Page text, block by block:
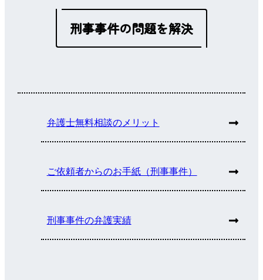
刑事事件の問題を解決
弁護士無料相談のメリット
ご依頼者からのお手紙（刑事事件）
刑事事件の弁護実績